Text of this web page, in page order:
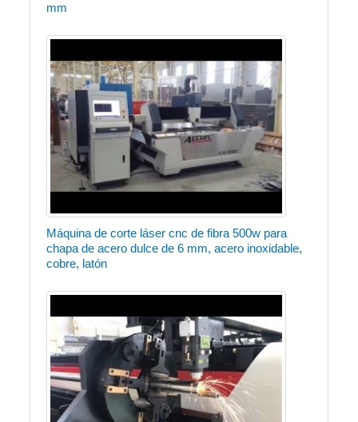
mm
Máquina de corte láser cnc de fibra 500w para
chapa de acero dulce de 6 mm, acero inoxidable,
cobre, latón